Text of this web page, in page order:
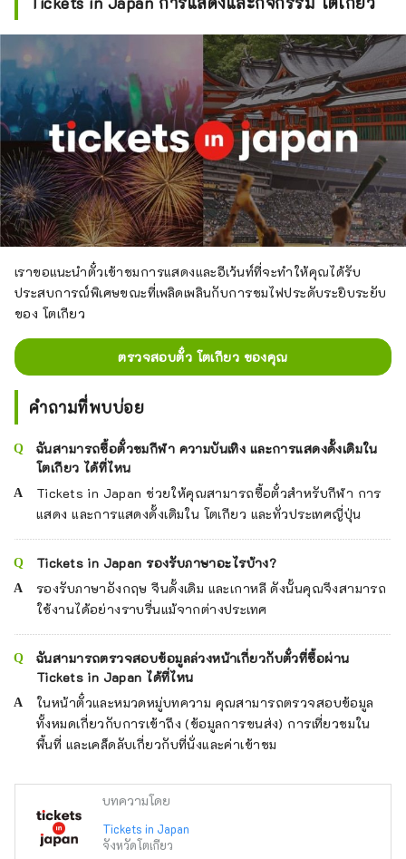
เราขอแนะนำตั๋วเข้าชมการแสดงและอีเว้นท์ที่จะทำให้คุณได้รับ
ประสบการณ์พิเศษขณะที่เพลิดเพลินกับการชมไฟประดับระยิบระยับ
ของ โตเกียว
ตรวจสอบตั๋ว โตเกียว ของคุณ
คำถามที่พบบ่อย
ฉันสามารถซื้อตั๋วชมกีฬา ความบันเทิง และการแสดงดั้งเดิมใน
โตเกียว ได้ที่ไหน
Tickets in Japan ช่วยให้คุณสามารถซื้อตั๋วสำหรับกีฬา การ
แสดง และการแสดงดั้งเดิมใน โตเกียว และทั่วประเทศญี่ปุ่น
Tickets in Japan รองรับภาษาอะไรบ้าง?
รองรับภาษาอังกฤษ จีนดั้งเดิม และเกาหลี ดังนั้นคุณจึงสามารถ
ใช้งานได้อย่างราบรื่นแม้จากต่างประเทศ
ฉันสามารถตรวจสอบข้อมูลล่วงหน้าเกี่ยวกับตั๋วที่ซื้อผ่าน
Tickets in Japan ได้ที่ไหน
ในหน้าตั๋วและหมวดหมู่บทความ คุณสามารถตรวจสอบข้อมูล
ทั้งหมดเกี่ยวกับการเข้าถึง (ข้อมูลการขนส่ง) การเที่ยวชมใน
พื้นที่ และเคล็ดลับเกี่ยวกับที่นั่งและค่าเข้าชม
บทความโดย
Tickets in Japan
จังหวัดโตเกียว